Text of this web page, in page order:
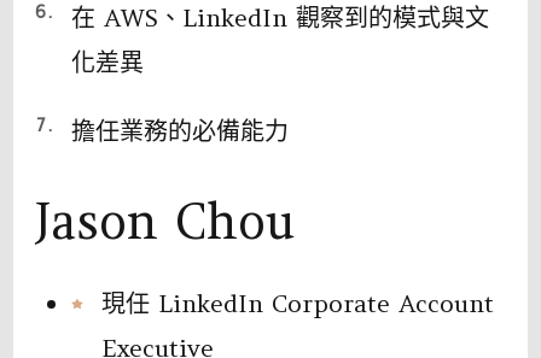
在 AWS、LinkedIn 觀察到的模式與文
化差異
擔任業務的必備能力
Jason Chou
現任 LinkedIn Corporate Account
Executive